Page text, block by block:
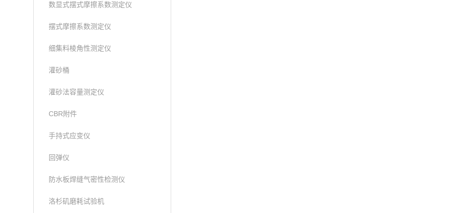
数显式摆式摩擦系数测定仪
摆式摩擦系数测定仪
细集料棱角性测定仪
灌砂桶
灌砂法容量测定仪
CBR附件
手持式应变仪
回弹仪
防水板焊缝气密性检测仪
洛杉矶磨耗试验机